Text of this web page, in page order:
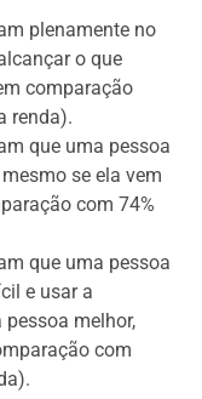
plenamente no
o que
comparação
renda).
que uma pessoa
se ela vem
com 74%
que uma pessoa
e usar a
melhor,
com